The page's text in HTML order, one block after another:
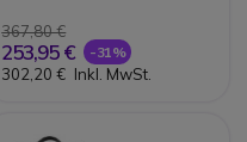
367,80 €
253,95 € -31%
302,20 € Inkl. MwSt.